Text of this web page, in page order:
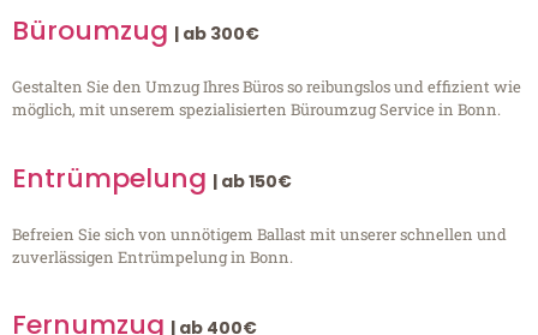
Büroumzug | ab 300€
Gestalten Sie den Umzug Ihres Büros so reibungslos und effizient wie
möglich, mit unserem spezialisierten Büroumzug Service in Bonn.
Entrümpelung | ab 150€
Befreien Sie sich von unnötigem Ballast mit unserer schnellen und
zuverlässigen Entrümpelung in Bonn.
Fernumzug | ab 400€